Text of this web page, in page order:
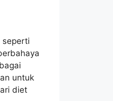
seperti
untuk
diet